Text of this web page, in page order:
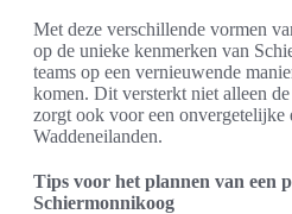
Met deze verschillende vormen
op de unieke kenmerken van
teams op een vernieuwende
komen. Dit versterkt niet alleen de
zorgt ook voor een onvergetelijke
Waddeneilanden.
Tips voor het plannen van een
Schiermonnikoog